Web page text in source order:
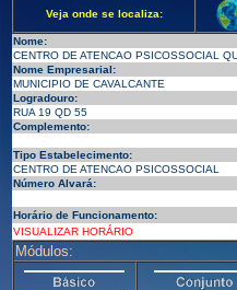
Veja onde se localiza:
Nome:
CENTRO DE ATENCAO PSICOSSOCIAL
Nome Empresarial:
MUNICIPIO DE CAVALCANTE
Logradouro:
RUA 19 QD 55
Complemento:
Tipo Estabelecimento:
CENTRO DE ATENCAO PSICOSSOCIAL
Número Alvará:
Horário de Funcionamento:
VISUALIZAR HORÁRIO
Módulos: